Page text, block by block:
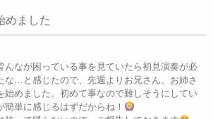
めました
んなが困っている事を見ていたら初見演奏が必
な…と感じたので、先週よりお兄さん、お姉さ
始めました。初めて事なので難しそうにしてい
単に感じるはずだからね！